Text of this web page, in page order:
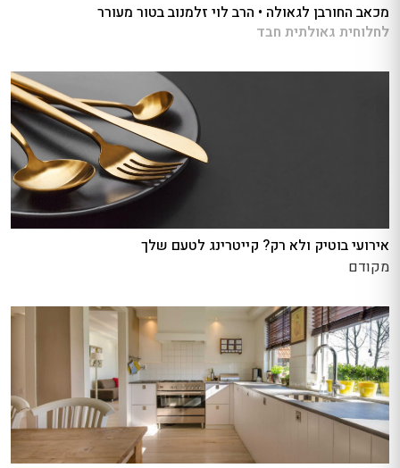
מכאב החורבן לגאולה • הרב לוי זלמנוב בטור מעורר
לחלוחית גאולתית חבד
אירועי בוטיק ולא רק? קייטרינג לטעם שלך
מקודם